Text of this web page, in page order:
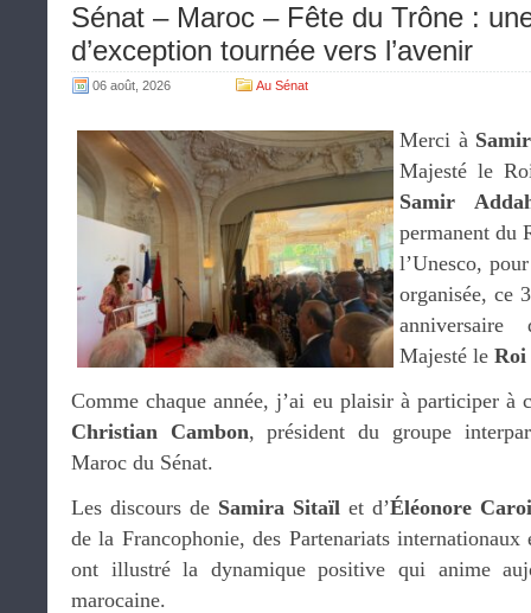
Sénat – Maroc – Fête du Trône :
d’exception tournée vers l’avenir
06 août, 2026 Au Sénat
Merci à
Majesté le
Samir
permanent du
l’Unesco,
organisée, ce
Majesté le Roi
Comme chaque année, j’ai eu plaisir à participer à
Christian Cambon, président du groupe
Maroc du Sénat.
Les discours de Samira Sitaïl et d’Éléonore
de la Francophonie, des Partenariats internationaux
ont illustré la dynamique positive qui anime
marocaine.